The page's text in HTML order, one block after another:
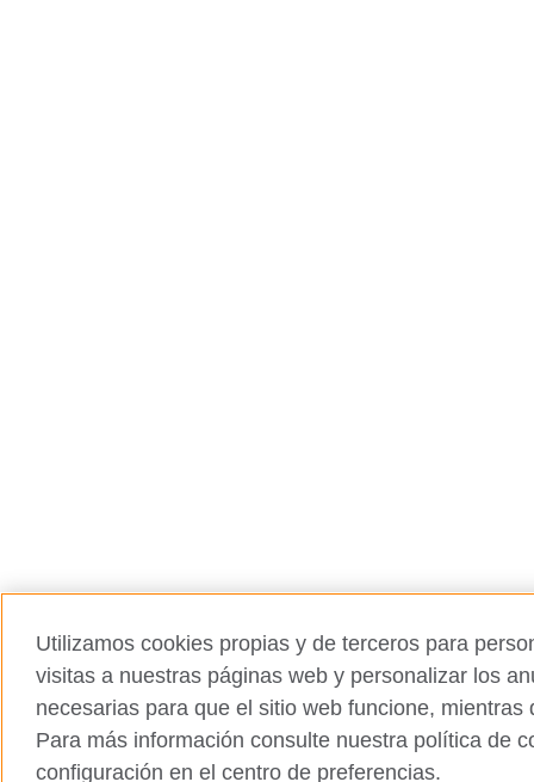
Utilizamos cookies propias y de terceros para
visitas a nuestras páginas web y personalizar los
necesarias para que el sitio web funcione,
Para más información consulte nuestra política de
configuración en el centro de preferencias.